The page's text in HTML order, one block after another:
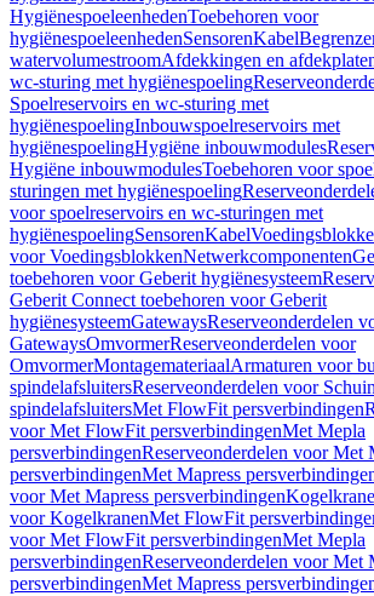
HygiënespoeleenhedenToebehoren voor
hygiënespoeleenhedenSensorenKabel
watervolumestroomAfdekkingen en
wc-sturing met hygiënespoeling
Spoelreservoirs en wc-sturing met
hygiënespoelingInbouwspoelreservoirs met
hygiënespoelingHygiëne inbouwmodules
Hygiëne inbouwmodulesToebehoren voor
sturingen met hygiënespoeling
voor spoelreservoirs en wc-sturingen met
hygiënespoelingSensorenKabel
voor VoedingsblokkenNetwerkcomponenten
toebehoren voor Geberit hygiënesysteem
Geberit Connect toebehoren voor Geberit
hygiënesysteemGatewaysReserveonderdelen
GatewaysOmvormerReserveonderdelen voor
OmvormerMontagemateriaalArmaturen voor
spindelafsluitersReserveonderdelen voor
spindelafsluitersMet FlowFit persverbindingen
voor Met FlowFit persverbindingenMet Mepla
persverbindingenReserveonderdelen voor Met
persverbindingenMet Mapress
voor Met Mapress persverbindingen
voor KogelkranenMet FlowFit
voor Met FlowFit persverbindingenMet Mepla
persverbindingenReserveonderdelen voor Met
persverbindingenMet Mapress